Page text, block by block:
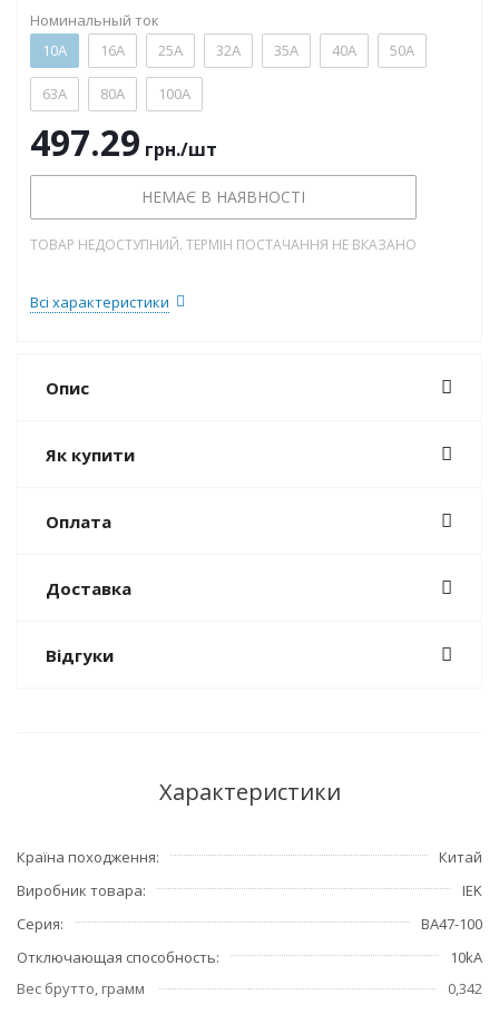
Номинальный ток
10А
16А 25А 32А 35А 40А 50А
63А 80А 100А
497.29 грн./шт
НЕМАЄ В НАЯВНОСТІ
ТОВАР НЕДОСТУПНИЙ. ТЕРМІН ПОСТАЧАННЯ НЕ ВКАЗАНО
Всі характеристики
Опис
Як купити
Оплата
Доставка
Відгуки
Характеристики
Країна походження
Китай
Виробник товара
IEK
Серия
ВА47-100
Отключающая способность
10kA
Вес брутто, грамм
0,342